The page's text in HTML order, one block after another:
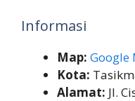
Informasi
Map: Google
Kota:
Alamat: Jl.